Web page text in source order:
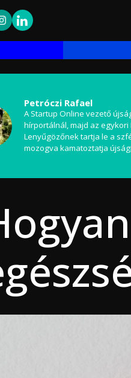
Petróczi Rafael
A Startup Online vezető
hírportálnál, majd az
Lenyűgözőnek tartja le a
mozogva kamatoztatja